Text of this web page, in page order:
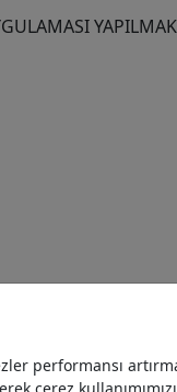
performansı